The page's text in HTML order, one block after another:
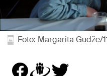
Foto: Margarita Gudže/